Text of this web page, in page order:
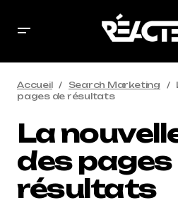
Accueil Search Marketing
pages de résultats
La
des pages
résultats